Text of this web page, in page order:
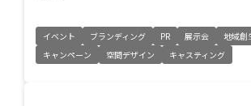
イベント ブランディング PR 展示会 地域創
キャンペーン
空間デザイン キャスティング